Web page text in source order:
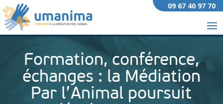
09 67 40 97 70
Formation, conférence,
échanges : la Médiation
Par l’Animal poursuit